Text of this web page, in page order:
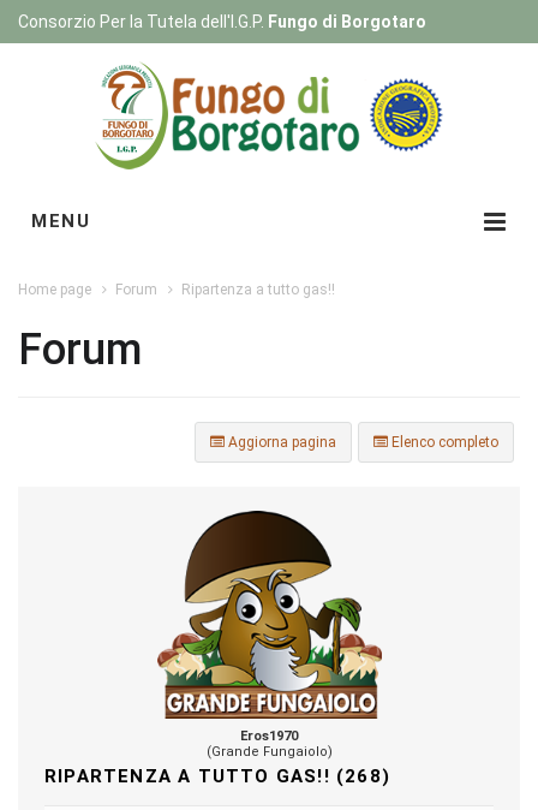
Consorzio Per la Tutela dell'I.G.P. Fungo di Borgotaro
MENU
Home page Forum Ripartenza a tutto gas!!
Forum
Elenco completo
Aggiorna pagina
Eros1970
(Grande Fungaiolo)
RIPARTENZA A TUTTO GAS!! (268)